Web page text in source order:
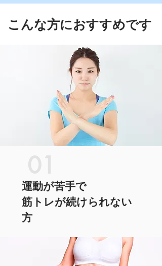
​こんな方におすすめです
運動が苦手で
筋トレが続けられない
方